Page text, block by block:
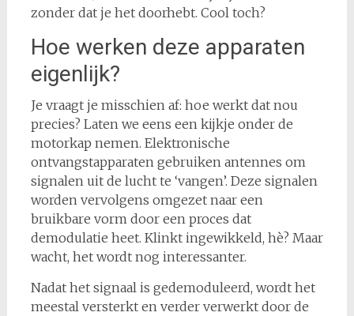
zonder dat je het doorhebt. Cool toch?
Hoe werken deze apparaten
eigenlijk?
Je vraagt je misschien af: hoe werkt dat nou
precies? Laten we eens een kijkje onder de
motorkap nemen. Elektronische
ontvangstapparaten gebruiken antennes om
signalen uit de lucht te ‘vangen’. Deze signalen
worden vervolgens omgezet naar een
bruikbare vorm door een proces dat
demodulatie heet. Klinkt ingewikkeld, hè? Maar
wacht, het wordt nog interessanter.
Nadat het signaal is gedemoduleerd, wordt het
meestal versterkt en verder verwerkt door de